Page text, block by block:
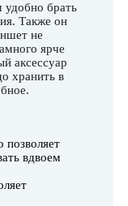
удобно брать
Также он
не
ярче
аксессуар
хранить в
вдвоем